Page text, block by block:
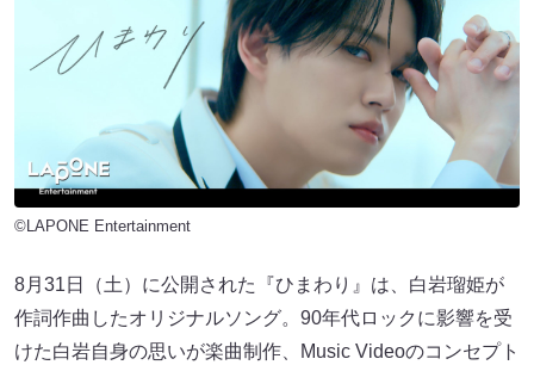
©LAPONE Entertainment
8月31日（土）に公開された『ひまわり』は、白岩瑠姫が
作詞作曲したオリジナルソング。90年代ロックに影響を受
けた白岩自身の思いが楽曲制作、Music Videoのコンセプト